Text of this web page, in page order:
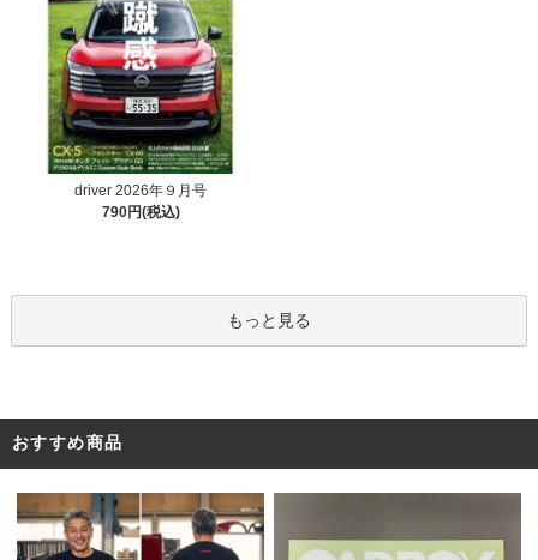
driver 2026年９月号
790円(税込)
もっと見る
おすすめ商品